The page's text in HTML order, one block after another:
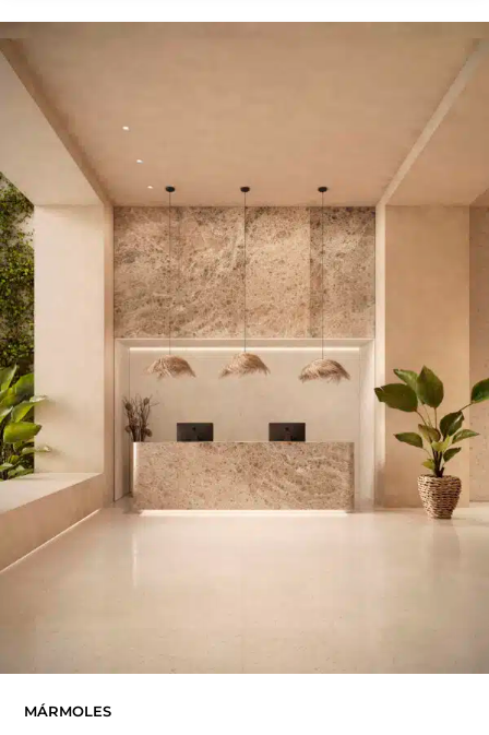
MÁRMOLES